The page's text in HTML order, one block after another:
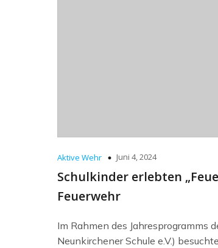
Aktive Wehr Juni 4, 2024
Schulkinder erlebten
Feuerwehr
Im Rahmen des Jahresprogramms
Neunkirchener Schule e.V.)